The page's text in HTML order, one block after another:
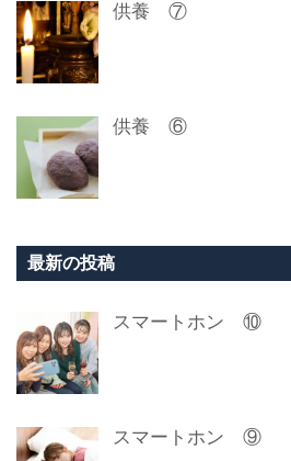
供養 ⑦
供養 ⑥
最新の投稿
スマートホン ⑩
スマートホン ⑨